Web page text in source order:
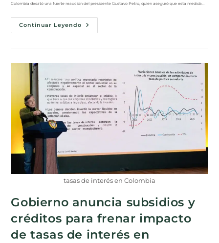
Colombia desató una fuerte reacción del presidente Gustavo Petro, quien aseguró que esta medida…
Continuar Leyendo
tasas de interés en Colombia
Gobierno anuncia subsidios y
créditos para frenar impacto
de tasas de interés en